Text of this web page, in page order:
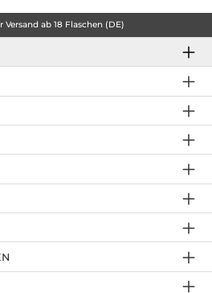
Versand ab 18 Flaschen (DE)